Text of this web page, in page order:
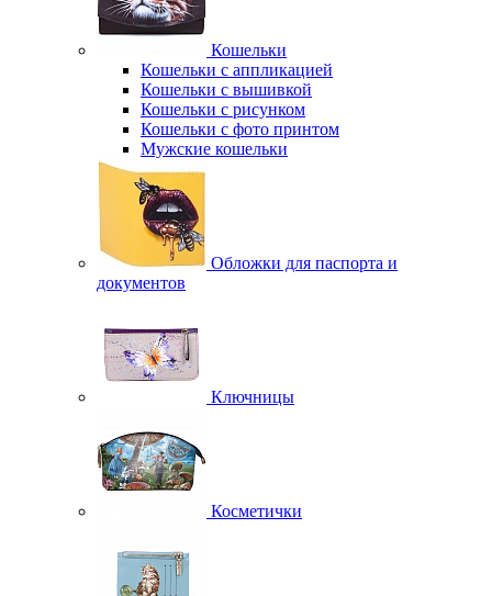
Кошельки
Кошельки с аппликацией
Кошельки с вышивкой
Кошельки с рисунком
Кошельки с фото принтом
Мужские кошельки
Обложки для паспорта и
документов
Ключницы
Косметички